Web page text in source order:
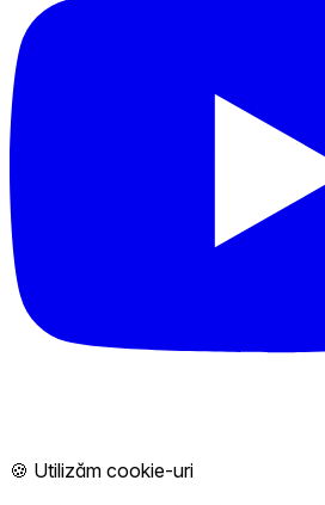
🍪 Utilizăm cookie-uri